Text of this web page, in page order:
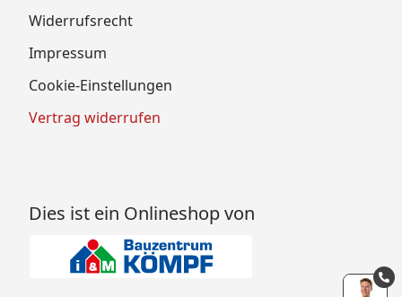
Widerrufsrecht
Impressum
Cookie-Einstellungen
Vertrag widerrufen
Dies ist ein Onlineshop von